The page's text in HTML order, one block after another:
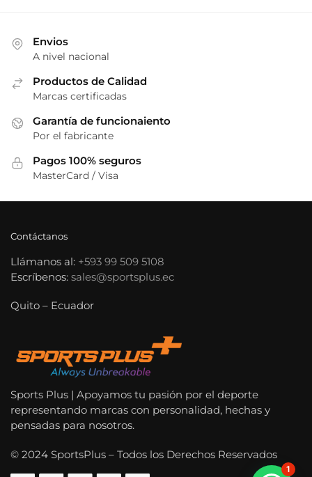
la
página
de
producto
Envios
A nivel nacional
Productos de Calidad
Marcas certificadas
Garantía de funcionaiento
Por el fabricante
Pagos 100% seguros
MasterCard / Visa
Contáctanos
Llámanos al: +593 99 509 5108
Escríbenos: sales@sportsplus.ec
Quito – Ecuador
Sports Plus | Apoyamos tu pasión por el deporte
representando marcas con personalidad, hechas y
pensadas para nosotros.
© 2024 SportsPlus – Todos los Derechos Reservados
1